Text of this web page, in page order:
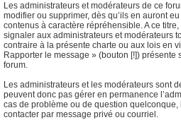
Les administrateurs et modérateurs de ce
modifier ou supprimer, dès qu’ils en auront
contenus à caractère répréhensible. A ce
signaler aux administrateurs et modérateurs
contraire à la présente charte ou aux lois en
Rapporter le message » (bouton [!]) présente
forum.
Les administrateurs et les modérateurs sont
peuvent donc pas gérer en permanence
cas de problème ou de question quelconque,
contacter par message privé ou courriel.